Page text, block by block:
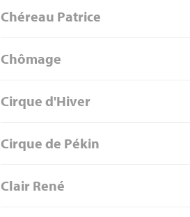
Chéreau Patrice
Chômage
Cirque d'Hiver
Cirque de Pékin
Clair René